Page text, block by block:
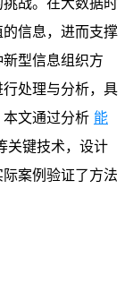
信息，进而支撑
型信息组织方
处理与分析，具
文通过分析 能
关键技术，设计
案例验证了方法